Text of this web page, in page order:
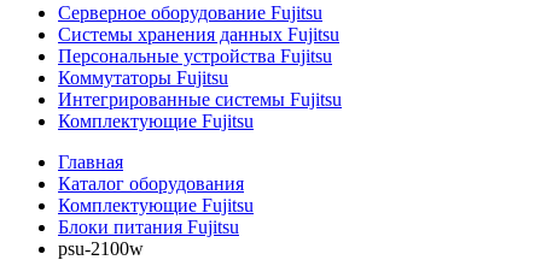
Серверное оборудование Fujitsu
Системы хранения данных Fujitsu
Персональные устройства Fujitsu
Коммутаторы Fujitsu
Интегрированные системы Fujitsu
Комплектующие Fujitsu
Главная
Каталог оборудования
Комплектующие Fujitsu
Блоки питания Fujitsu
psu-2100w